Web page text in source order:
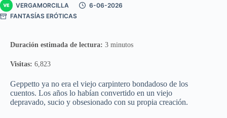
VERGAMORCILLA
6-06-2026
FANTASÍAS ERÓTICAS
Duración estimada de lectura: 3 minutos
Visitas: 6,823
Geppetto ya no era el viejo carpintero bondadoso de los
cuentos. Los años lo habían convertido en un viejo
depravado, sucio y obsesionado con su propia creación.